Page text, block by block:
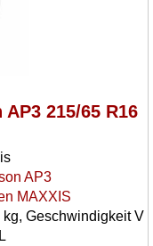
215/65 R16
AP3
MAXXIS
Geschwindigkeit V